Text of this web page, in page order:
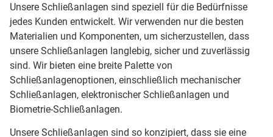
Unsere Schließanlagen sind speziell für die Bedürfnisse
jedes Kunden entwickelt. Wir verwenden nur die besten
Materialien und Komponenten, um sicherzustellen, dass
unsere Schließanlagen langlebig, sicher und zuverlässig
sind. Wir bieten eine breite Palette von
Schließanlagenoptionen, einschließlich mechanischer
Schließanlagen, elektronischer Schließanlagen und
Biometrie-Schließanlagen.
Unsere Schließanlagen sind so konzipiert, dass sie eine